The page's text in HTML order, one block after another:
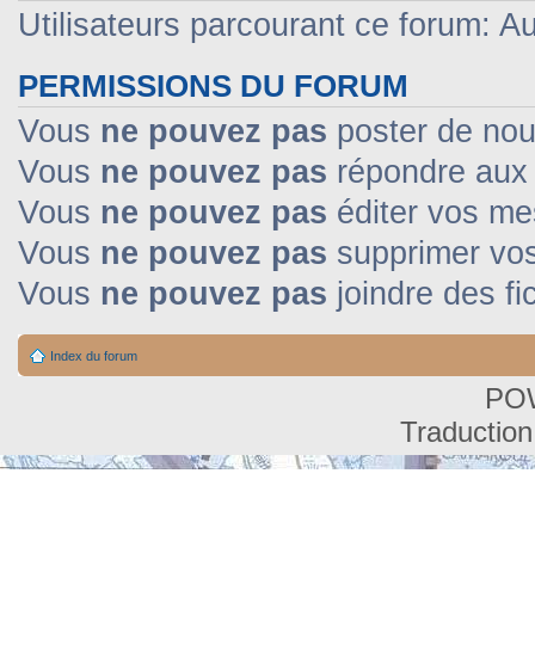
Utilisateurs parcourant ce forum:
PERMISSIONS DU FORUM
Vous ne pouvez pas poster de
Vous ne pouvez pas répondre
Vous ne pouvez pas éditer vos
Vous ne pouvez pas supprimer
Vous ne pouvez pas joindre des
Index du forum